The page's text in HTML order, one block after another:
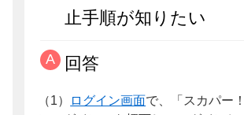
止手順が知りたい
回答
（1） ログイン画面で、「スカパー